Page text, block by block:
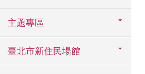
主題專區
臺北市新住民場館